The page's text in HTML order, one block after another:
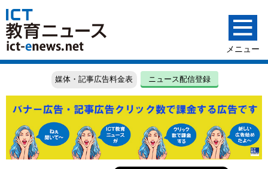
媒体・記事広告料金表 ニュース配信登録